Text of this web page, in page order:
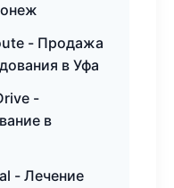
- Продажа
в Уфа
-
в
- Лечение